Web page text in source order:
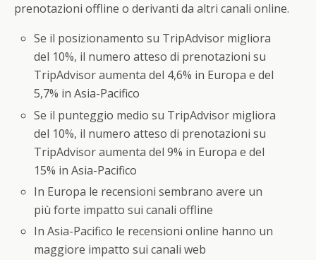
prenotazioni offline o derivanti da altri canali online.
Se il posizionamento su TripAdvisor migliora
del 10%, il numero atteso di prenotazioni su
TripAdvisor aumenta del 4,6% in Europa e del
5,7% in Asia-Pacifico
Se il punteggio medio su TripAdvisor migliora
del 10%, il numero atteso di prenotazioni su
TripAdvisor aumenta del 9% in Europa e del
15% in Asia-Pacifico
In Europa le recensioni sembrano avere un
più forte impatto sui canali offline
In Asia-Pacifico le recensioni online hanno un
maggiore impatto sui canali web